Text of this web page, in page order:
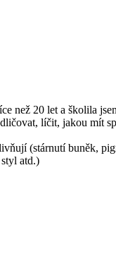
než 20 let a školila
líčit, jakou mít
(stárnutí buněk,
atd.)